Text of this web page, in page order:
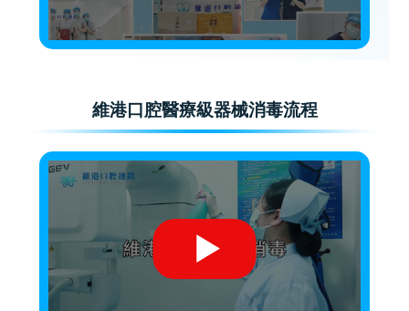
維港口腔醫療級器械消毒流程